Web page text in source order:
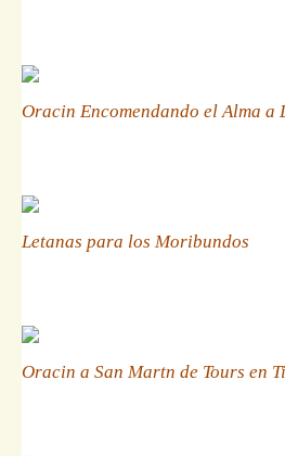
Oracin Encomendando el Alma a
Letanas para los Moribundos
Oracin a San Martn de Tours en